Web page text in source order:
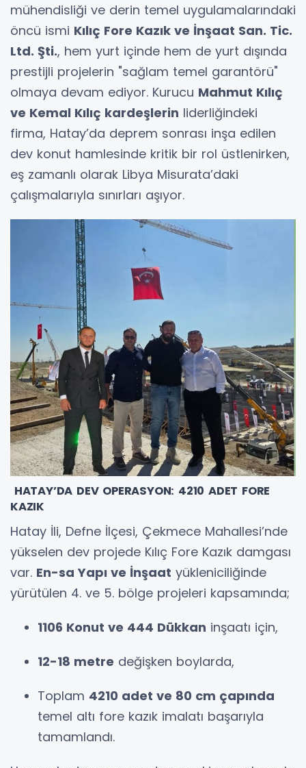
mühendisliği ve derin temel uygulamalarındaki
öncü ismi Kılıç Fore Kazık ve İnşaat San. Tic.
Ltd. Şti., hem yurt içinde hem de yurt dışında
prestijli projelerin "sağlam temel garantörü"
olmaya devam ediyor. Kurucu Mahmut Kılıç
ve Kemal Kılıç kardeşlerin liderliğindeki
firma, Hatay’da deprem sonrası inşa edilen
dev konut hamlesinde kritik bir rol üstlenirken,
eş zamanlı olarak Libya Misurata’daki
çalışmalarıyla sınırları aşıyor.
HATAY’DA DEV OPERASYON: 4210 ADET FORE
KAZIK
Hatay İli, Defne İlçesi, Çekmece Mahallesi’nde
yükselen dev projede Kılıç Fore Kazık damgası
var. En-sa Yapı ve İnşaat yükleniciliğinde
yürütülen 4. ve 5. bölge projeleri kapsamında;
1106 Konut ve 444 Dükkan inşaatı için,
12-18 metre değişken boylarda,
Toplam 4210 adet ve 80 cm çapında
temel altı fore kazık imalatı başarıyla
tamamlandı.